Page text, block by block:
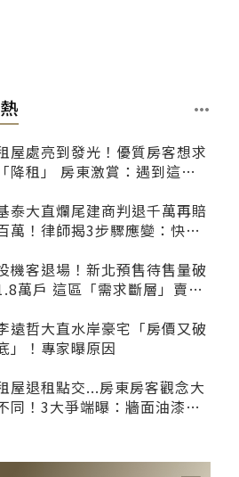
屋處亮到發光！優質房客想求
「降租」 房東激賞：遇到這種
泰大直爛尾建商判退千萬再賠
萬！律師揭3步驟應變：快通
機客退場！新北預售待售量破
萬戶 這區「需求斷層」賣壓
遠哲大直水岸豪宅「房價又破
」！專家曝原因
屋退租點交...房東房客觀念大
同！3大爭端曝：牆面油漆、